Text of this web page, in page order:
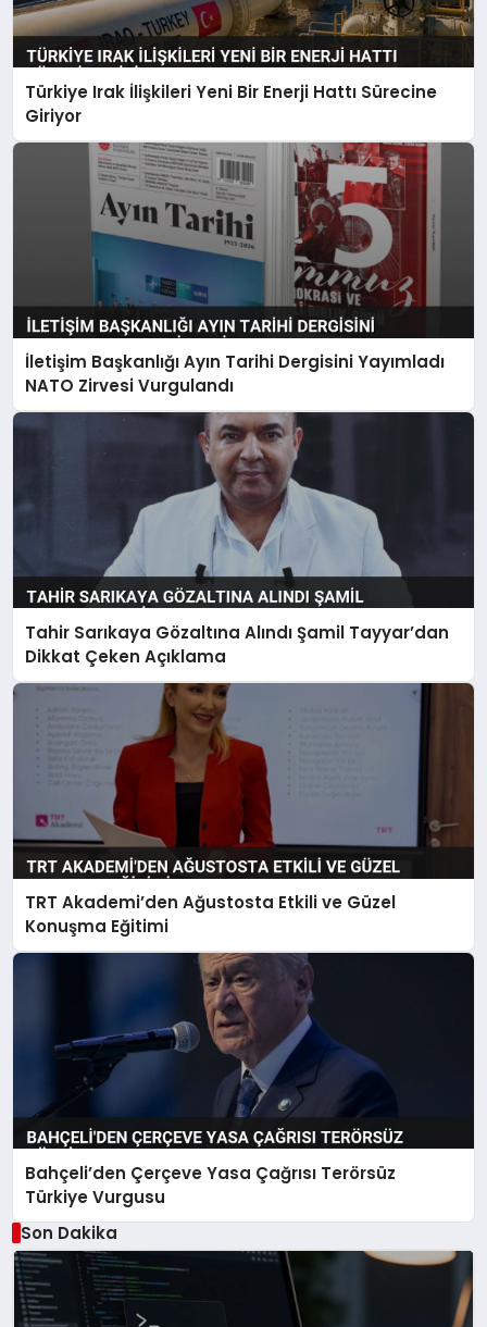
Türkiye Irak İlişkileri Yeni Bir Enerji Hattı Sürecine
Giriyor
İletişim Başkanlığı Ayın Tarihi Dergisini Yayımladı
NATO Zirvesi Vurgulandı
Tahir Sarıkaya Gözaltına Alındı Şamil Tayyar’dan
Dikkat Çeken Açıklama
TRT Akademi’den Ağustosta Etkili ve Güzel
Konuşma Eğitimi
Bahçeli’den Çerçeve Yasa Çağrısı Terörsüz
Türkiye Vurgusu
Son Dakika